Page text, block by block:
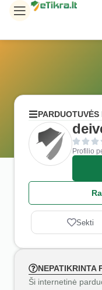
Profilio
Sekti
NEPATIKRINTA
Ši internetinė